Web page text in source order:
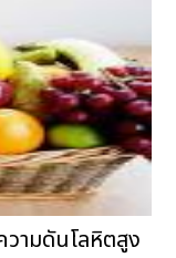
วามดันโลหิตสูง